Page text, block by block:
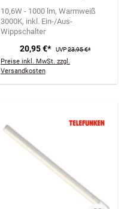
10,6W - 1000 lm Warmweiß
3000K inkl. Ein-/Aus-
Wippschalter
20,95 €* UVP23,95 €*
Preise inkl. MwSt. zzgl.
Versandkosten